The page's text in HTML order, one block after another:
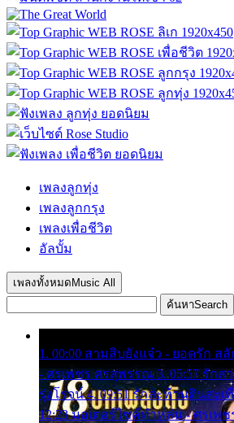
เพลงลูกทุ่ง
เพลงลูกกรุง
เพลงเพื่อชีวิต
อัลบั้ม
เพลงทั้งหมด Music All
ค้นหาSearch
1. 00:00 สามสิบยังแจ๋ว - ยอดรัก ส
- ศรเพชร ศรสุพรรณ 3. 05:57 รักส
รุ่งโรจน์ 4. 09:51 รักสะท้านดินสะเ
12:23 มอเตอร์ไซค์ทำหล่น - ศรเพ